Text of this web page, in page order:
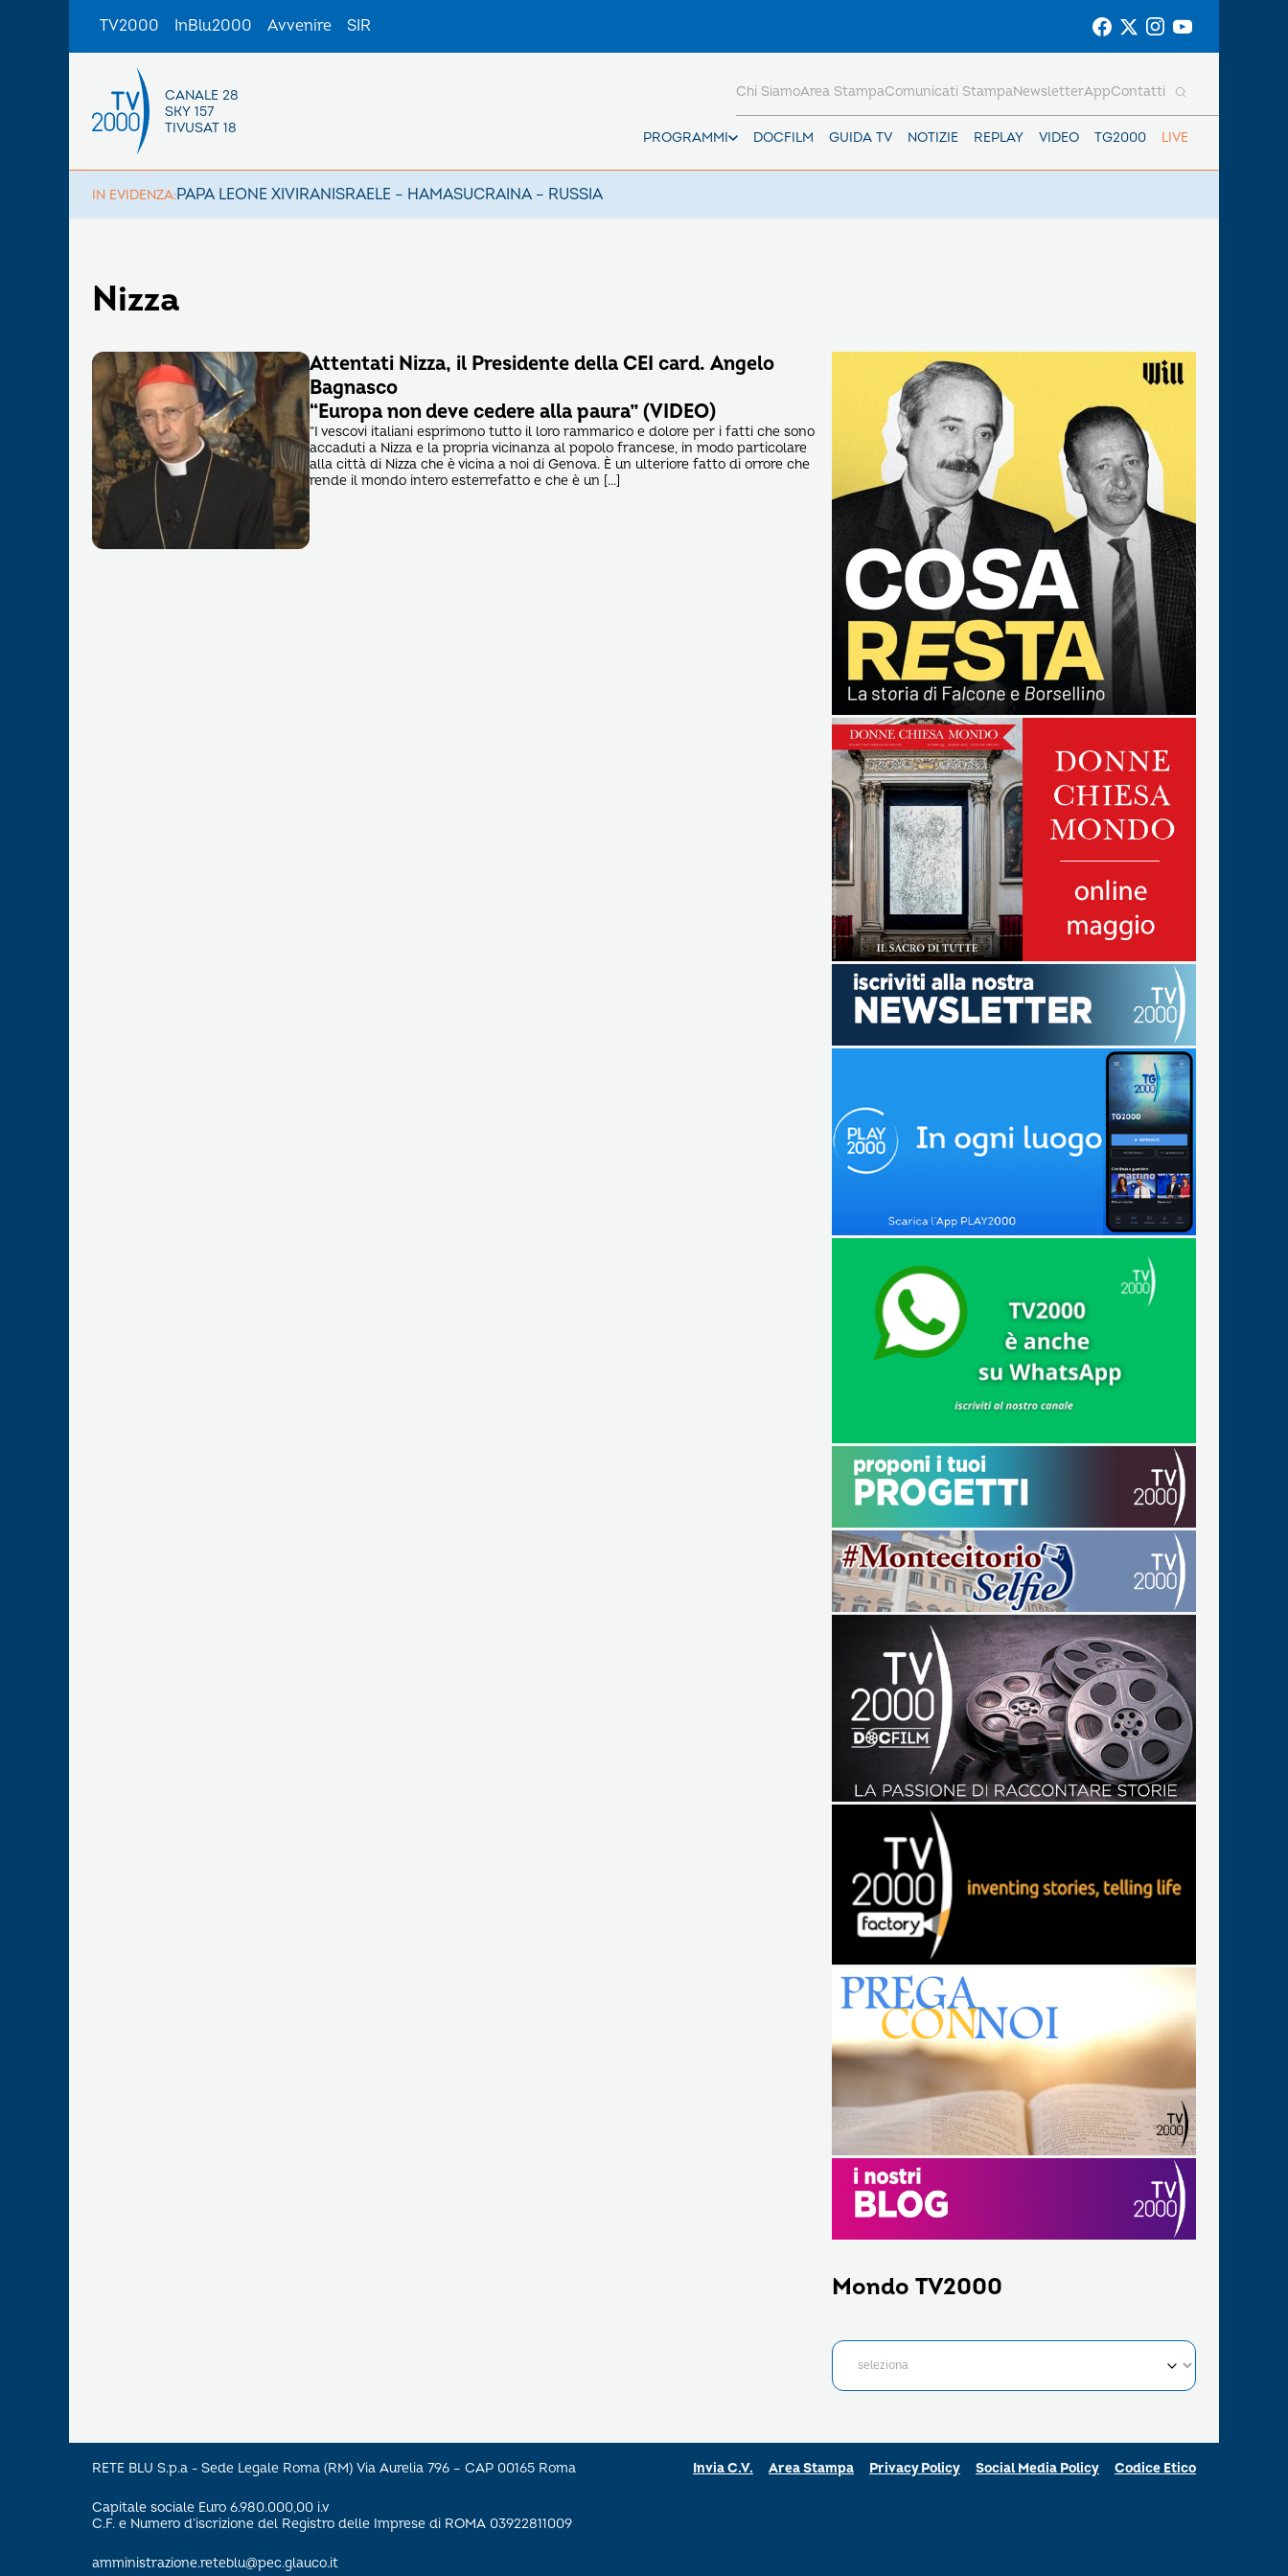
TV2000 InBlu2000 Avvenire SIR
CANALE 28
SKY 157
TIVUSAT 18
PROGRAMMI DOCFILM GUIDA TV NOTIZIE REPLAY VIDEO TG2000 LIVE
Chi SiamoArea StampaComunicati StampaNewsletterAppContatti
IN EVIDENZA:PAPA LEONE XIVIRANISRAELE – HAMASUCRAINA – RUSSIA
Nizza
Attentati Nizza, il Presidente della CEI card. Angelo
Bagnasco
“Europa non deve cedere alla paura” (VIDEO)
“I vescovi italiani esprimono tutto il loro rammarico e dolore per i fatti che sono
accaduti a Nizza e la propria vicinanza al popolo francese, in modo particolare
alla città di Nizza che è vicina a noi di Genova. È un ulteriore fatto di orrore che
rende il mondo intero esterrefatto e che è un […]
Mondo TV2000
RETE BLU S.p.a - Sede Legale Roma (RM) Via Aurelia 796 – CAP 00165 Roma
Capitale sociale Euro 6.980.000,00 i.v
C.F. e Numero d’iscrizione del Registro delle Imprese di ROMA 03922811009
amministrazione.reteblu@pec.glauco.it
Invia C.V. Area Stampa Privacy Policy Social Media Policy Codice Etico